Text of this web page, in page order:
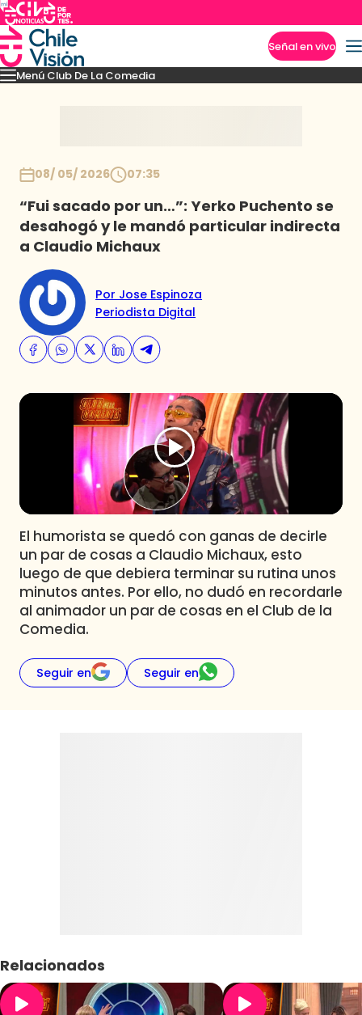
Señal en vivo
Menú Club De La Comedia
Capítulos Monólogos Sketches Novedades
08/ 05/ 2026 07:35
“Fui sacado por un…”: Yerko Puchento se
desahogó y le mandó particular indirecta
a Claudio Michaux
Por Jose Espinoza
Periodista Digital
El humorista se quedó con ganas de decirle
un par de cosas a Claudio Michaux, esto
luego de que debiera terminar su rutina unos
minutos antes. Por ello, no dudó en recordarle
al animador un par de cosas en el Club de la
Comedia.
Seguir en Seguir en
Relacionados
Imperdibles
Club De La Comedia
Contigo en Directo
Plan Perfecto
El Tiempo
Sabingo
Todos Los Programas